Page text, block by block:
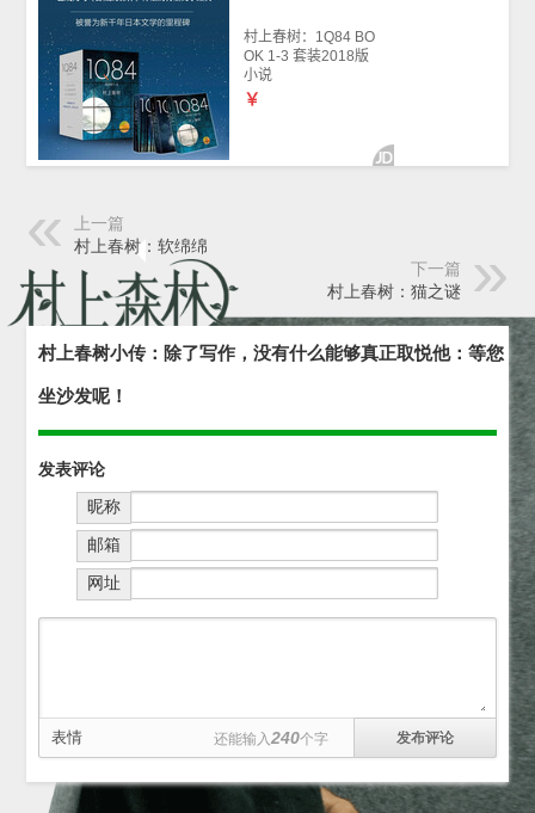
上一篇
村上春树：软绵绵
下一篇
村上春树：猫之谜
村上春树小传：除了写作，没有什么能够真正取悦他：等您
坐沙发呢！
发表评论
昵称
邮箱
网址
表情 还能输入240个字